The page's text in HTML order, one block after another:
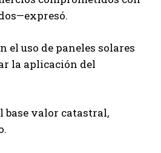
uso de paneles solares
la aplicación del
base valor catastral,